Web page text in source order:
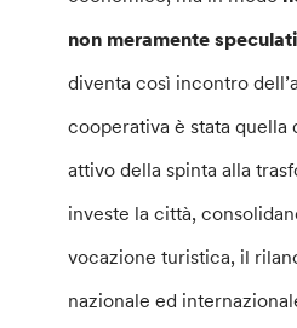
non meramente
diventa così incontro
cooperativa è stata quella
attivo della spinta alla
investe la città,
vocazione turistica, il
nazionale ed